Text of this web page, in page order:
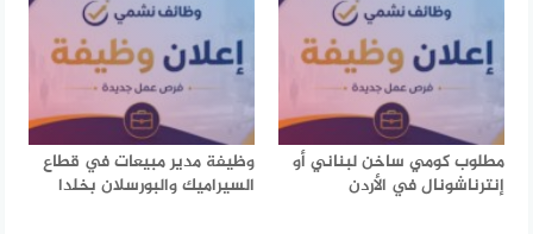
مطلوب كومي ساخن لبناني أو
إنترناشونال في الأردن
وظيفة مدير مبيعات في قطاع
السيراميك والبورسلان بخلدا